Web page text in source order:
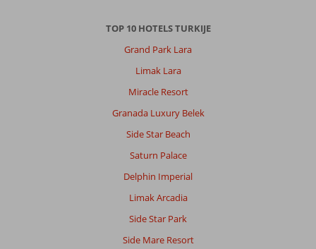
TOP 10 HOTELS TURKIJE
Grand Park Lara
Limak Lara
Miracle Resort
Granada Luxury Belek
Side Star Beach
Saturn Palace
Delphin Imperial
Limak Arcadia
Side Star Park
Side Mare Resort